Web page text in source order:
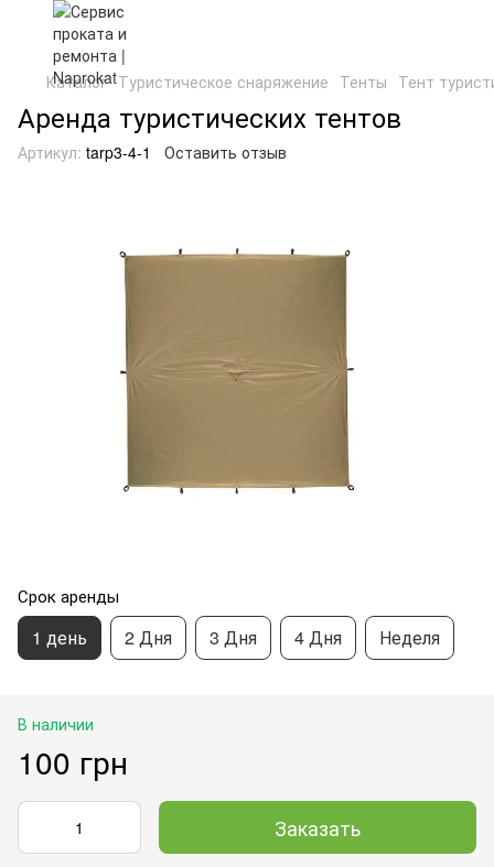
Каталог Туристическое снаряжение Тенты Тент
Аренда туристических тентов
Артикул: tarp3-4-1 Оставить отзыв
Срок аренды
1 день 2 Дня 3 Дня 4 Дня Неделя
В наличии
100 грн
Заказать